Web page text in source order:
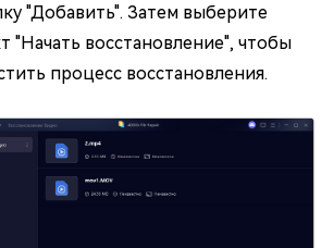
"Добавить". Затем выберите
"Начать восстановление", чтобы
процесс восстановления.